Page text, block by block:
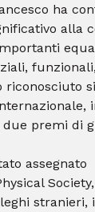
ha
alla
riconosciuto
premi di
assegnato
stranieri,